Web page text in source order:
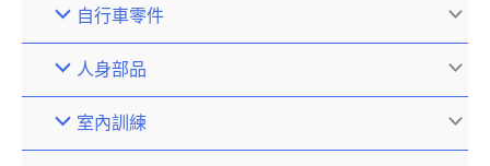
自行車零件
人身部品
室內訓練